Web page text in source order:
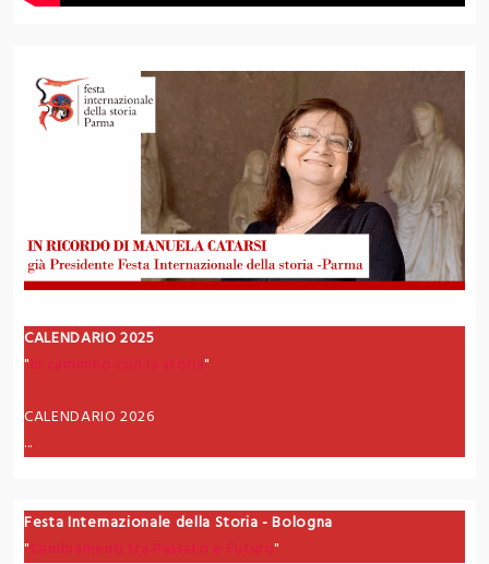
CALENDARIO 2025
"In cammino con la storia"
CALENDARIO 2026
...
Festa Internazionale della Storia - Bologna
"Cambiamenti tra Passato e Futuro"